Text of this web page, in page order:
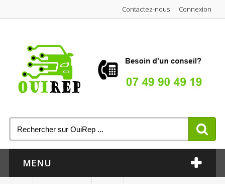
Connexion
Contactez-nous
MENU